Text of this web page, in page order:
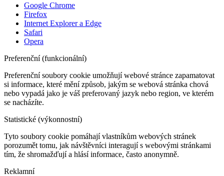
Google Chrome
Firefox
Internet Explorer a Edge
Safari
Opera
Preferenční (funkcionální)
Preferenční soubory cookie umožňují webové stránce zapamatovat
si informace, které mění způsob, jakým se webová stránka chová
nebo vypadá jako je váš preferovaný jazyk nebo region, ve kterém
se nacházíte.
Statistické (výkonnostní)
Tyto soubory cookie pomáhají vlastníkům webových stránek
porozumět tomu, jak návštěvníci interagují s webovými stránkami
tím, že shromažďují a hlásí informace, často anonymně.
Reklamní